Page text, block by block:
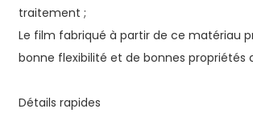
traitement ;
Le film fabriqué à partir de ce matériau
bonne flexibilité et de bonnes propriétés
Détails rapides